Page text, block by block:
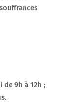
de 9h à 12h ;